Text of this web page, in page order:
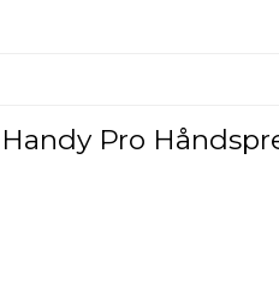
Handy Pro